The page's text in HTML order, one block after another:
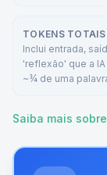
TOKENS TOTAIS
Inclui entrada,
'reflexão' que a
~¾ de uma
Saiba mais